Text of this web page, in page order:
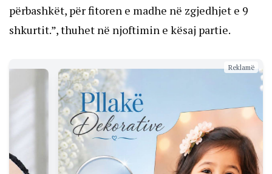
përbashkët, për fitoren e madhe në zgjedhjet e 9
shkurtit.”, thuhet në njoftimin e kësaj partie.
Reklamë